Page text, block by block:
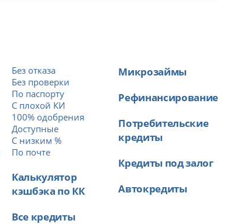
Без отказа
Без проверки
По паспорту
С плохой КИ
100% одобрения
Доступные
С низким %
По почте
Калькулятор
кэшбэка по КК
Все кредиты
Микрозаймы
Рефинансирование
Потребительские
кредиты
Кредиты под залог
Автокредиты